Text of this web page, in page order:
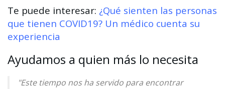
Te puede interesar: ¿Qué sienten las personas
que tienen COVID19? Un médico cuenta su
experiencia
Ayudamos a quien más lo necesita
"Este tiempo nos ha servido para encontrar